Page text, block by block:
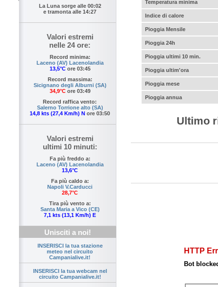
La Luna sorge alle 00:02
e tramonta alle 14:27
Valori estremi
nelle 24 ore:
Record minima:
Laceno (AV) Lacenolandia
13,5°Core 03:45
Record massima:
Sicignano degli Alburni (SA)
34,9°Core 03:49
Record raffica vento:
Salerno Torrione alto (SA)
14,8 kts (27,4 Km/h) N ore 03:50
Valori estremi
ultimi 10 minuti:
Fa più freddo a:
Laceno (AV) Lacenolandia
13,6°C
Fa più caldo a:
Napoli V.Carducci
28,7°C
Tira più vento a:
Santa Maria a Vico (CE)
7,1 kts (13,1 Km/h) E
Unisciti a noi!
INSERISCI la tua stazione
meteo nel circuito
Campanialive.it!
INSERISCI la tua webcam nel
circuito Campanialive.it!
Temperatura minima
Indice di calore
Pioggia Mensile
Pioggia 24h
Pioggia ultimi 10 min.
Pioggia ultim'ora
Pioggia mese
Pioggia annua
Ultimo